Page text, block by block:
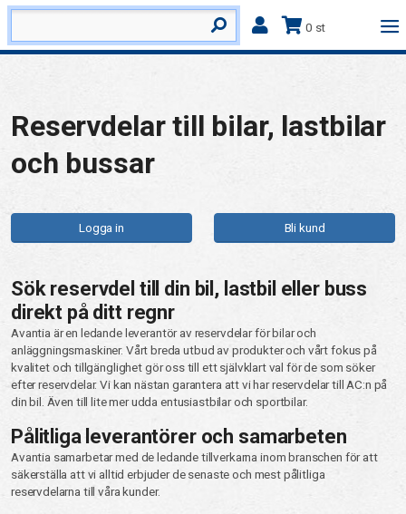
0 st
Reservdelar till bilar, lastbilar
och bussar
Logga in Bli kund
Sök reservdel till din bil, lastbil eller buss
direkt på ditt regnr
Avantia är en ledande leverantör av reservdelar för bilar och
anläggningsmaskiner. Vårt breda utbud av produkter och vårt fokus på
kvalitet och tillgänglighet gör oss till ett självklart val för de som söker
efter reservdelar. Vi kan nästan garantera att vi har reservdelar till AC:n på
din bil. Även till lite mer udda entusiastbilar och sportbilar.
Pålitliga leverantörer och samarbeten
Avantia samarbetar med de ledande tillverkarna inom branschen för att
säkerställa att vi alltid erbjuder de senaste och mest pålitliga
reservdelarna till våra kunder.